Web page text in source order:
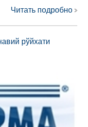
Читать подробно
рўйхати